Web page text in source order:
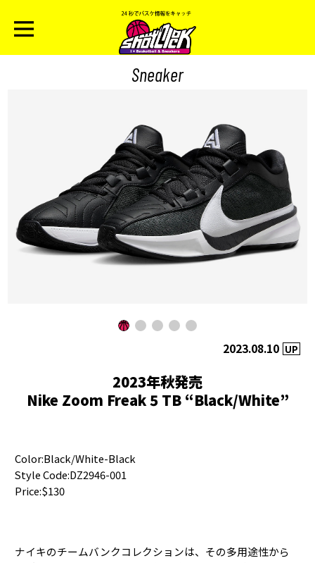
Sneaker
2023.08.10 UP
2023年秋発売
Nike Zoom Freak 5 TB “Black/White”
Color:Black/White-Black
Style Code:DZ2946-001
Price:$130
ナイキのチームバンクコレクションは、その多用途性から